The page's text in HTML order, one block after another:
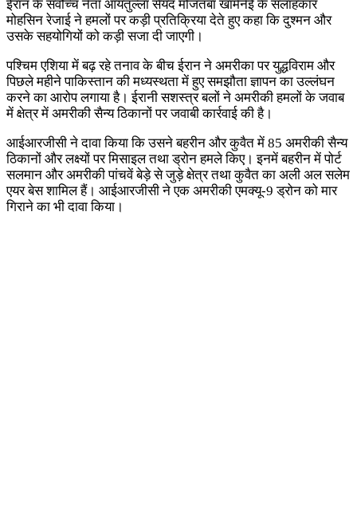
ईरान के सर्वोच्च नेता आयतुल्ला सैयद मोजतबा खामेनेई के सलाहकार
मोहसिन रेजाई ने हमलों पर कड़ी प्रतिक्रिया देते हुए कहा कि दुश्मन और
उसके सहयोगियों को कड़ी सजा दी जाएगी।
पश्चिम एशिया में बढ़ रहे तनाव के बीच ईरान ने अमरीका पर युद्धविराम और
पिछले महीने पाकिस्तान की मध्यस्थता में हुए समझौता ज्ञापन का उल्लंघन
करने का आरोप लगाया है। ईरानी सशस्त्र बलों ने अमरीकी हमलों के जवाब
में क्षेत्र में अमरीकी सैन्य ठिकानों पर जवाबी कार्रवाई की है।
आईआरजीसी ने दावा किया कि उसने बहरीन और कुवैत में 85 अमरीकी सैन्य
ठिकानों और लक्ष्यों पर मिसाइल तथा ड्रोन हमले किए। इनमें बहरीन में पोर्ट
सलमान और अमरीकी पांचवें बेड़े से जुड़े क्षेत्र तथा कुवैत का अली अल सलेम
एयर बेस शामिल हैं। आईआरजीसी ने एक अमरीकी एमक्यू-9 ड्रोन को मार
गिराने का भी दावा किया।